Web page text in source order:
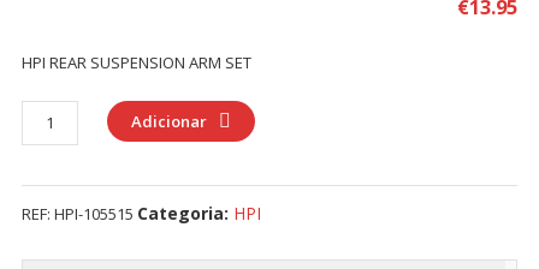
€13.95
HPI REAR SUSPENSION ARM SET
Quantidade
de
SUSPENSION
Adicionar
REF: HPI-105515 Categoria: HPI